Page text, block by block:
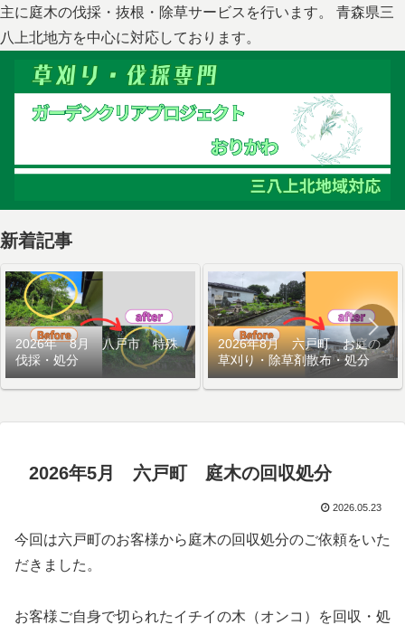
主に庭木の伐採・抜根・除草サービスを行います。 青森県三
八上北地方を中心に対応しております。
新着記事
2026年 8月 八戸市 特殊
伐採・処分
2026年8月 六戸町 お庭の
草刈り・除草剤散布・処分
2026年5月 六戸町 庭木の回収処分
2026.05.23
今回は六戸町のお客様から庭木の回収処分のご依頼をいた
だきました。
お客様ご自身で切られたイチイの木（オンコ）を回収・処